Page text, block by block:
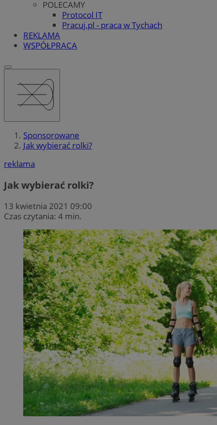
POLECAMY
Protocol IT
Pracuj.pl - praca w Tychach
REKLAMA
WSPÓŁPRACA
Sponsorowane
Jak wybierać rolki?
reklama
Jak wybierać rolki?
13 kwietnia 2021 09:00
Czas czytania: 4 min.